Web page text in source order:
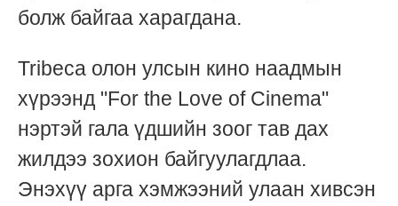
болж байгаа харагдана.
Tribeca олон улсын кино наадмын
хүрээнд "For the Love of Cinema"
нэртэй гала үдшийн зоог тав дах
жилдээ зохион байгуулагдлаа.
Энэхүү арга хэмжээний улаан хивсэн